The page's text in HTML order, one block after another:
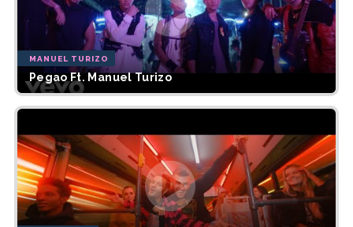
MANUEL TURIZO
Pegao Ft. Manuel Turizo